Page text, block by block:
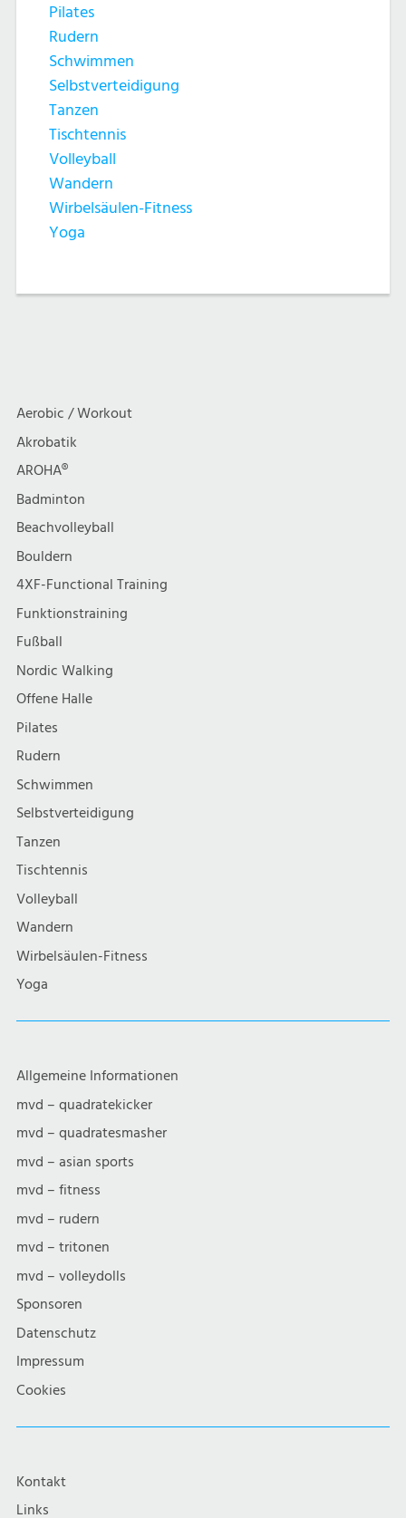
Pilates
Rudern
Schwimmen
Selbstverteidigung
Tanzen
Tischtennis
Volleyball
Wandern
Wirbelsäulen-Fitness
Yoga
Aerobic / Workout
Akrobatik
AROHA®
Badminton
Beachvolleyball
Bouldern
4XF-Functional Training
Funktionstraining
Fußball
Nordic Walking
Offene Halle
Pilates
Rudern
Schwimmen
Selbstverteidigung
Tanzen
Tischtennis
Volleyball
Wandern
Wirbelsäulen-Fitness
Yoga
Allgemeine Informationen
mvd – quadratekicker
mvd – quadratesmasher
mvd – asian sports
mvd – fitness
mvd – rudern
mvd – tritonen
mvd – volleydolls
Sponsoren
Datenschutz
Impressum
Cookies
Kontakt
Links